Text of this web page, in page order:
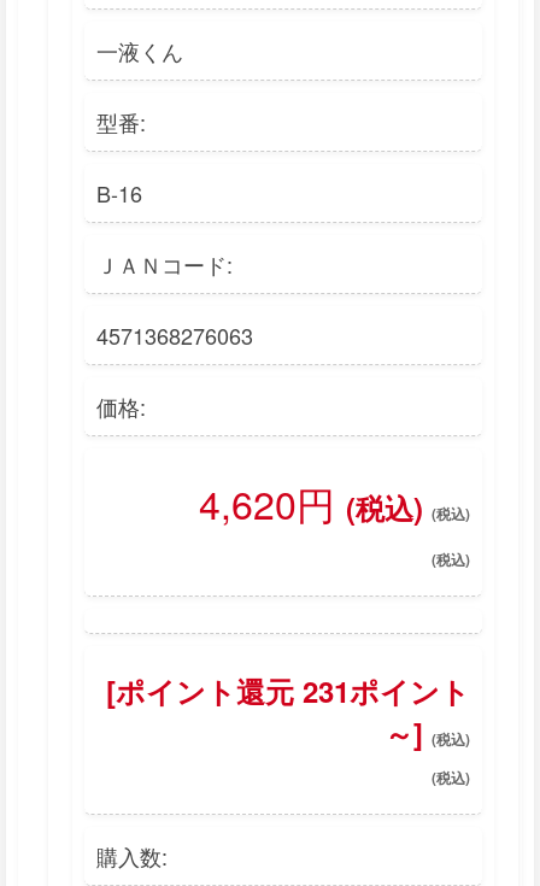
一液くん
型番:
B-16
ＪＡＮコード:
4571368276063
価格:
4,620円 (税込)
[ポイント還元 231ポイント
～]
購入数: